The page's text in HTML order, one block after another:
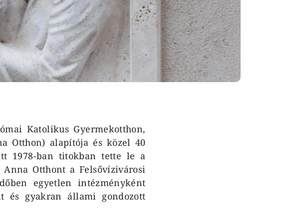
Katolikus Gyermekotthon,
Otthon) alapítója és közel 40
1978-ban titokban tette le a
Otthont a Felsővízivárosi
egyetlen intézményként
és gyakran állami gondozott